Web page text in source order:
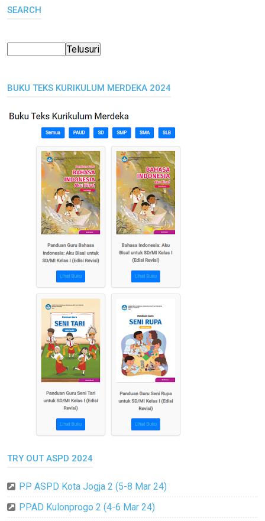
SEARCH
BUKU TEKS KURIKULUM MERDEKA 2024
TRY OUT ASPD 2024
PP ASPD Kota Jogja 2 (5-8 Mar 24)
PPAD Kulonprogo 2 (4-6 Mar 24)